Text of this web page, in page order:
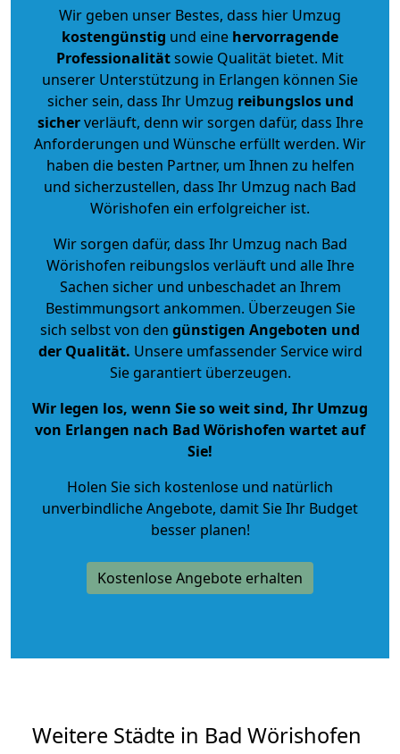
Wir geben unser Bestes, dass hier Umzug
kostengünstig und eine hervorragende
Professionalitätsowie Qualität bietet. Mit
unserer Unterstützung in Erlangen können Sie
sicher sein, dass Ihr Umzug reibungslos und
sicherverläuft, denn wir sorgen dafür, dass Ihre
Anforderungen und Wünsche erfüllt werden. Wir
haben die besten Partner, um Ihnen zu helfen
und sicherzustellen, dass Ihr Umzug nach Bad
Wörishofen ein erfolgreicher ist.
Wir sorgen dafür, dass Ihr Umzug nach Bad
Wörishofen reibungslos verläuft und alle Ihre
Sachen sicher und unbeschadet an Ihrem
Bestimmungsort ankommen. Überzeugen Sie
sich selbst von den günstigen Angeboten und
der Qualität. Unsere umfassender Service wird
Sie garantiert überzeugen.
Wir legen los, wenn Sie so weit sind, Ihr Umzug
von Erlangen nach Bad Wörishofen wartet auf
Sie!
Holen Sie sich kostenlose und natürlich
unverbindliche Angebote, damit Sie Ihr Budget
besser planen!
Kostenlose Angebote erhalten
Weitere Städte in Bad Wörishofen